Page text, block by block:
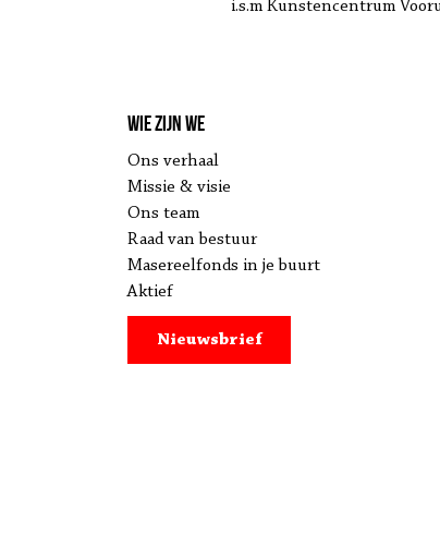
i.s.m Kunstencentrum
Wie zijn we
Ons verhaal
Missie & visie
Ons team
Raad van bestuur
Masereelfonds in je buurt
Aktief
Nieuwsbrief